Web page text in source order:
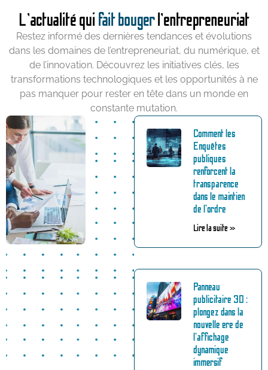
L’actualité qui fait bougerl’entrepreneuriat
Restez informé des dernières tendances et évolutions
dans les domaines de l’entrepreneuriat, du numérique, et
de l’innovation. Découvrez les initiatives clés, les
transformations technologiques et les opportunités à ne
pas manquer pour rester en tête dans un monde en
constante mutation.
Comment les
Enquêtes
publiques
renforcent la
transparence
dans le maintien
de l’ordre
Lire la suite »
Panneau
publicitaire 3D :
plongez dans la
nouvelle ere de
l’affichage
dynamique
immersif